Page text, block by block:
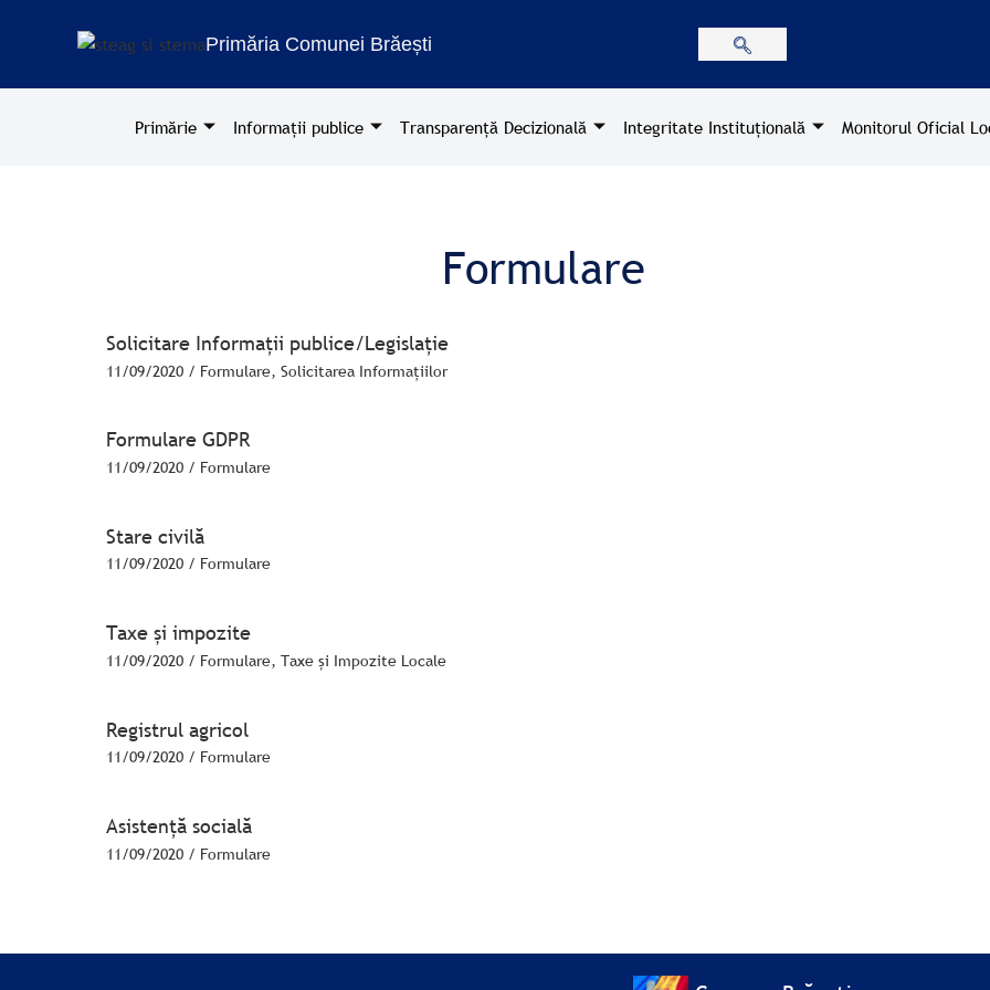
Primăria Comunei Brăești
Primărie Informații publice Transparență Decizională Integritate Instituțională Monitorul Oficial
Formulare
Solicitare Informații publice/Legislație
11/09/2020 / Formulare, Solicitarea Informațiilor
Formulare GDPR
11/09/2020 / Formulare
Stare civilă
11/09/2020 / Formulare
Taxe și impozite
11/09/2020 / Formulare, Taxe și Impozite Locale
Registrul agricol
11/09/2020 / Formulare
Asistență socială
11/09/2020 / Formulare